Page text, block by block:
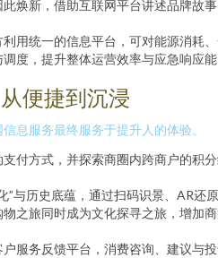
焕新，借助互联网平台讲述品牌故
用统一的信息平台，可对能源消耗
度，提升整体运营效率与应急响应能
便捷到沉浸
息服务最终服务于提升人的体验。
付方式，并探索商圈内跨商户的积
”与历史底蕴，通过扫码识景、AR还
之旅同时成为文化探寻之旅，增加
户服务反馈平台，消费咨询、建议与